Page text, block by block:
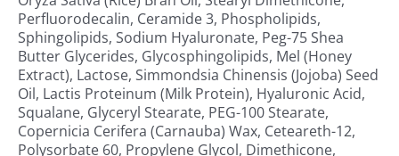
Perfluorodecalin, Ceramide 3, Phospholipids,
Sphingolipids, Sodium Hyaluronate, Peg-75 Shea
Butter Glycerides, Glycosphingolipids, Mel (Honey
Extract), Lactose, Simmondsia Chinensis (Jojoba) Seed
Oil, Lactis Proteinum (Milk Protein), Hyaluronic Acid,
Squalane, Glyceryl Stearate, PEG-100 Stearate,
Copernicia Cerifera (Carnauba) Wax, Ceteareth-12,
Polysorbate 60, Propylene Glycol, Dimethicone,